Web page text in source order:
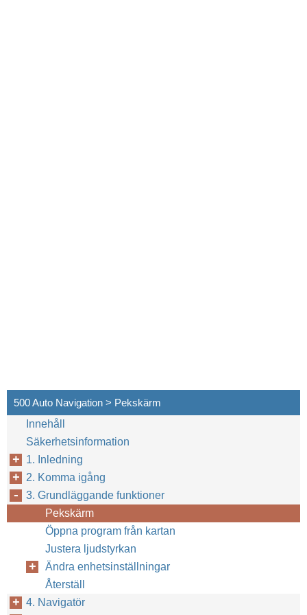
500 Auto Navigation > Pekskärm
Innehåll
Säkerhetsinformation
1. Inledning
2. Komma igång
3. Grundläggande funktioner
Pekskärm
Öppna program från kartan
Justera ljudstyrkan
Ändra enhetsinställningar
Återställ
4. Navigatör